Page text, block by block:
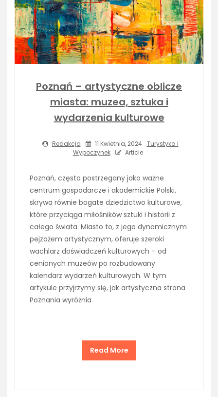
Poznań – artystyczne oblicze
miasta: muzea, sztuka i
wydarzenia kulturowe
Redakcja 11 Kwietnia, 2024
Turystyka I
Wypoczynek
Article
Poznań, często postrzegany jako ważne
centrum gospodarcze i akademickie Polski,
skrywa równie bogate dziedzictwo kulturowe,
które przyciąga miłośników sztuki i historii z
całego świata. Miasto to, z jego dynamicznym
pejzażem artystycznym, oferuje szeroki
wachlarz doświadczeń kulturowych – od
cenionych muzeów po rozbudowany
kalendarz wydarzeń kulturowych. W tym
artykule przyjrzymy się, jak artystyczna strona
Poznania wyróżnia
Read More